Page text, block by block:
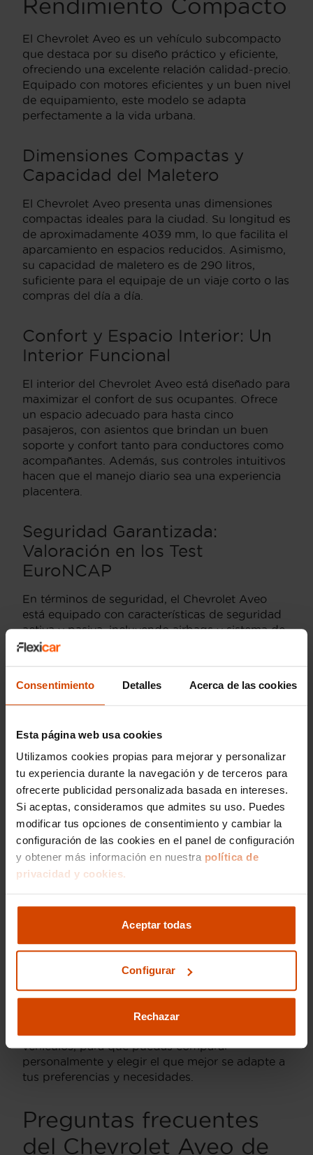
Consentimiento Detalles Acerca de las cookies
Esta página web usa cookies
Utilizamos cookies propias para mejorar y personalizar
tu experiencia durante la navegación y de terceros para
ofrecerte publicidad personalizada basada en intereses.
Si aceptas, consideramos que admites su uso. Puedes
modificar tus opciones de consentimiento y cambiar la
configuración de las cookies en el panel de configuración
y obtener más información en nuestra política de
privacidad y cookies.
Aceptar todas
Configurar
Rechazar
Rendimiento Compacto
El Chevrolet Aveo es un vehículo subcompacto
que destaca por su diseño práctico y eficiente,
ofreciendo una excelente relación calidad-precio.
Equipado con motores eficientes y un buen nivel
de equipamiento, este modelo se adapta
perfectamente a la vida urbana.
Dimensiones Compactas y
Capacidad del Maletero
El Chevrolet Aveo presenta unas dimensiones
compactas ideales para la ciudad. Su longitud es
de aproximadamente 4039 mm, lo que facilita el
aparcamiento en espacios reducidos. Asimismo,
su capacidad de maletero es de 290 litros,
suficiente para el equipaje de un viaje corto o las
compras del día a día.
Confort y Espacio Interior: Un
Interior Funcional
El interior del Chevrolet Aveo está diseñado para
maximizar el confort de sus ocupantes. Ofrece
un espacio adecuado para hasta cinco
pasajeros, con asientos que brindan un buen
soporte y confort tanto para conductores como
acompañantes. Además, sus controles intuitivos
hacen que el manejo diario sea una experiencia
placentera.
Seguridad Garantizada:
Valoración en los Test
EuroNCAP
En términos de seguridad, el Chevrolet Aveo
está equipado con características de seguridad
activa y pasiva, incluyendo airbags y sistema de
frenos ABS. En las pruebas de EuroNCAP, el
ocupantes.
Descubre Alternativas
Competitivas al
Chevrolet Aveo
Si estás considerando el Chevrolet Aveo, quizás
también quieras explorar otras opciones de
vehículos en el mercado. Dependiendo de tus
necesidades, existen modelos similares que
podrían interesarte.
Comparativa Directa: Suzuki
Swift y Ford Fiesta
Entre los competidores directos del Chevrolet
Ambos modelos ofrecen características similares
en términos de tamaño y eficiencia. En Flexicar,
vehículos, para que puedas comparar
personalmente y elegir el que mejor se adapte a
tus preferencias y necesidades.
Preguntas frecuentes
del Chevrolet Aveo de